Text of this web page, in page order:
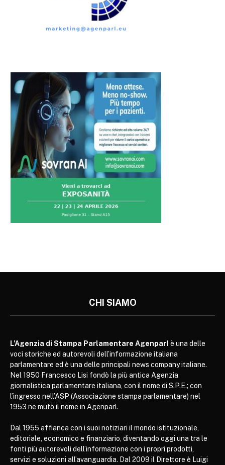
CHI SIAMO
L’Agenzia di Stampa Parlamentare Agenparl è una delle
voci storiche ed autorevoli dell’informazione italiana
parlamentare ed è una delle principali news company italiane.
Nel 1950 Francesco Lisi fondò la più antica Agenzia
giornalistica parlamentare italiana, con il nome di S.P.E.; con
l’ingresso nell’ASP (Associazione stampa parlamentare) nel
1953 ne mutò il nome in Agenparl.
Dal 1955 affianca con i suoi notiziari il mondo istituzionale,
editoriale, economico e finanziario, diventando oggi una tra le
fonti più autorevoli dell’informazione con i propri prodotti,
servizi e soluzioni all’avanguardia. Dal 2009 il Direttore è Luigi